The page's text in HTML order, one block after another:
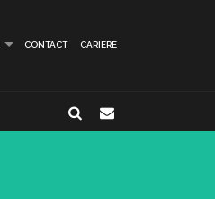
CONTACT CARIERE